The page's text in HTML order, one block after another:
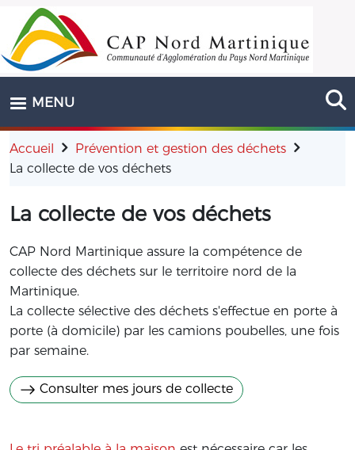
Aller au contenu principal
MENU
Accueil
Prévention et gestion des déchets
La collecte de vos déchets
La collecte de vos déchets
CAP Nord Martinique assure la compétence de
collecte des déchets sur le territoire nord de la
Martinique.
La collecte sélective des déchets s'effectue en porte à
porte (à domicile) par les camions poubelles, une fois
par semaine.
Consulter mes jours de collecte